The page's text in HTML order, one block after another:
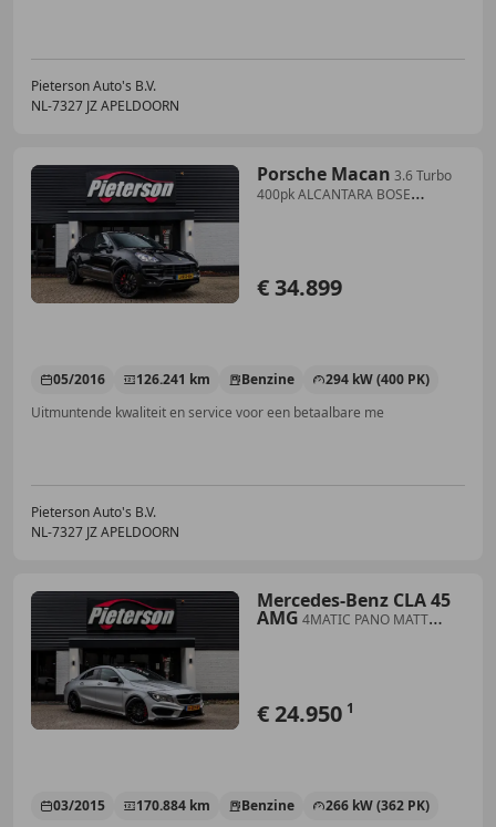
Pieterson Auto's B.V.
NL-7327 JZ APELDOORN
Porsche Macan 3.6 Turbo
400pk ALCANTARA BOSE
€ 34.899
05/2016 126.241 km Benzine
294 kW (400 PK)
Uitmuntende kwaliteit en service voor een betaalbare me
Pieterson Auto's B.V.
NL-7327 JZ APELDOORN
Mercedes-Benz CLA 45
AMG 4MATIC PANO MATT
€ 24.950 1
03/2015 170.884 km Benzine
266 kW (362 PK)